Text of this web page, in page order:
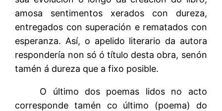
amosa sentimentos xerados con dureza,
entregados con superación e rematados con
esperanza. Así, o apelido literario da autora
respondería non só ó título desta obra, senón
tamén á dureza que a fixo posible.
O último dos poemas lidos no acto
corresponde tamén co último (poema) do